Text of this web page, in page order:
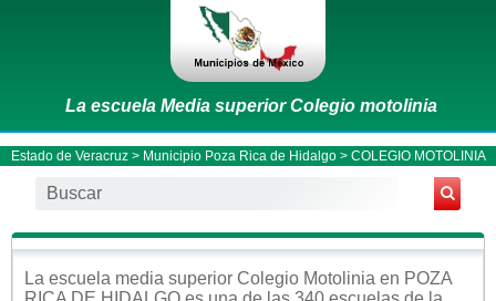
La escuela Media superior Colegio motolinia
Estado de Veracruz> Municipio Poza Rica de Hidalgo> COLEGIO MOTOLINIA
La escuela media superior Colegio Motolinia en POZA